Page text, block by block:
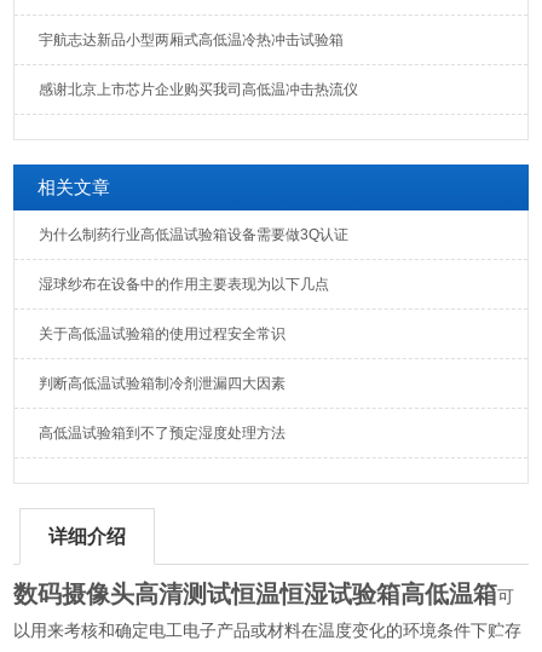
宇航志达新品小型两厢式高低温冷热冲击试验箱
感谢北京上市芯片企业购买我司高低温冲击热流仪
相关文章
为什么制药行业高低温试验箱设备需要做3Q认证
湿球纱布在设备中的作用主要表现为以下几点
关于高低温试验箱的使用过程安全常识
判断高低温试验箱制冷剂泄漏四大因素
高低温试验箱到不了预定湿度处理方法
详细介绍
数码摄像头高清测试恒温恒湿试验箱高低温箱可
以用来考核和确定电工电子产品或材料在温度变化的环境条件下贮存